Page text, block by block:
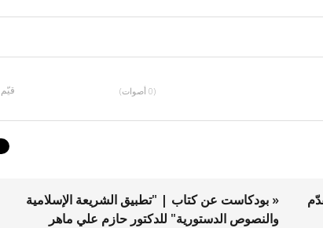
(0 أصوات)
« بودكاست عن كتاب | "تطبيق الشريعة الإسلامية
والنصوص الدستورية" للدكتور حازم علي ماهر